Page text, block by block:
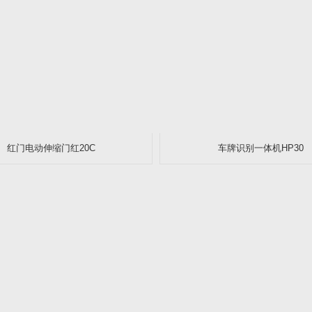
红门电动伸缩门红20C 车牌识别一体机HP30